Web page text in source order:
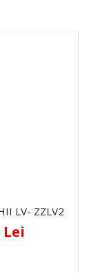
LV- ZZLV2
Lei